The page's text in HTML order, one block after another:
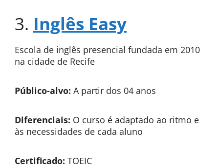
3. Inglês Easy
Escola de inglês presencial fundada em 2010
na cidade de Recife
Público-alvo: A partir dos 04 anos
Diferenciais: O curso é adaptado ao ritmo e
às necessidades de cada aluno
Certificado: TOEIC